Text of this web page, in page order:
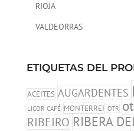
RIOJA
VALDEORRAS
ETIQUETAS DEL
ACEITES AUGARDENTES
LICOR CAFÉ MONTERREI OTR
RIBEIRO RIBERA